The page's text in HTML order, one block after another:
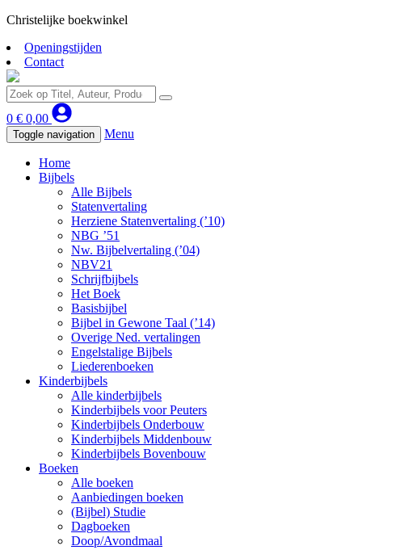
Christelijke boekwinkel
Openingstijden
Contact
0 € 0,00
Toggle navigation Menu
Home
Bijbels
Alle Bijbels
Statenvertaling
Herziene Statenvertaling (’10)
NBG ’51
Nw. Bijbelvertaling (’04)
NBV21
Schrijfbijbels
Het Boek
Basisbijbel
Bijbel in Gewone Taal (’14)
Overige Ned. vertalingen
Engelstalige Bijbels
Liederenboeken
Kinderbijbels
Alle kinderbijbels
Kinderbijbels voor Peuters
Kinderbijbels Onderbouw
Kinderbijbels Middenbouw
Kinderbijbels Bovenbouw
Boeken
Alle boeken
Aanbiedingen boeken
(Bijbel) Studie
Dagboeken
Doop/Avondmaal